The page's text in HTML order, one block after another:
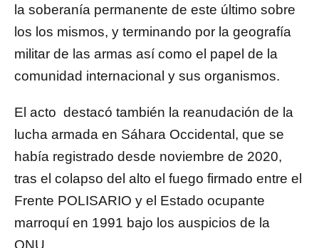
la soberanía permanente de este último sobre
los los mismos, y terminando por la geografía
militar de las armas así como el papel de la
comunidad internacional y sus organismos.
El acto destacó también la reanudación de la
lucha armada en Sáhara Occidental, que se
había registrado desde noviembre de 2020,
tras el colapso del alto el fuego firmado entre el
Frente POLISARIO y el Estado ocupante
marroquí en 1991 bajo los auspicios de la